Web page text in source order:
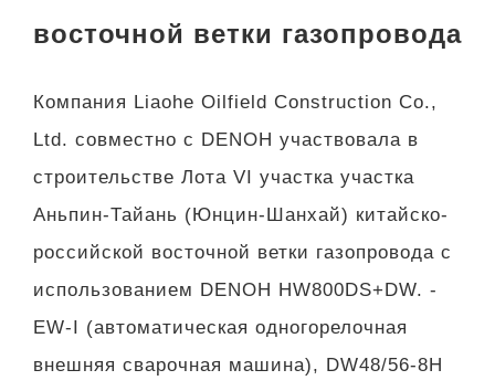
восточной ветки газопровода
Компания Liaohe Oilfield Construction Co.,
Ltd. совместно с DENOH участвовала в
строительстве Лота VI участка участка
Аньпин-Тайань (Юнцин-Шанхай) китайско-
российской восточной ветки газопровода с
использованием DENOH HW800DS+DW. -
EW-I (автоматическая одногорелочная
внешняя сварочная машина), DW48/56-8H